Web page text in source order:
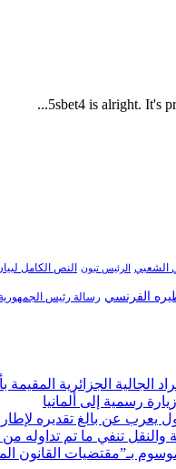
5sbet4 is alright. It's
الشعبي الرئيس تبون النص الكامل
الفرنسي رسالة رئيس
الجالية الجزائرية المقيمة
رسمية إلى ألمانيا
يعرب عن بالغ تقديره
والنقل تنفي ما تم
بـ”مقتضيات